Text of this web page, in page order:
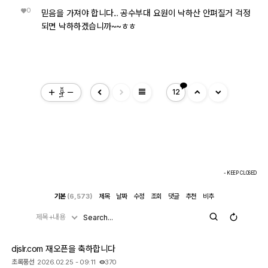
0
믿음을 가져야 합니다... 공수부대 요원이 낙하산 안펴질거 걱정
되면 낙하하겠습니까~~ㅎㅎ
14px view_headline 12
- KEEP CLOSED
기본 (6,573) 제목 날짜 수정 조회 댓글 추천 비추
제목+내용
djslr.com 재오픈을 축하합니다
초록풍선 2026.02.25 - 09:11 370